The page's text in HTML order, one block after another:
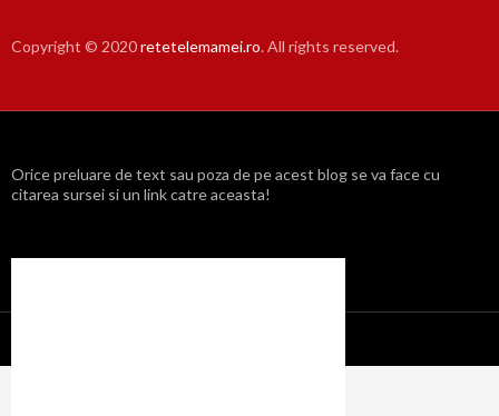
Copyright © 2020retetelemamei.ro. All rights reserved.
Orice preluare de text sau poza de pe acest blog se va face cu
citarea sursei si un link catre aceasta!